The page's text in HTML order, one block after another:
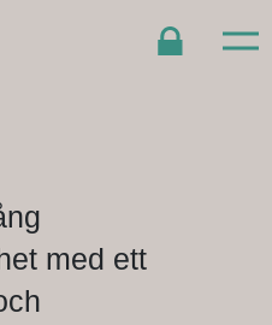
med ett